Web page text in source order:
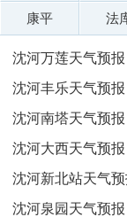
康平 法
沈河万莲天气预报
沈河丰乐天气预报
沈河南塔天气预报
沈河大西天气预报
沈河新北站天气预
沈河泉园天气预报